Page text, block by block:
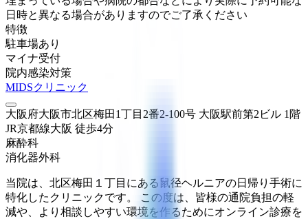
日時と異なる場合がありますのでご了承ください
特徴
駐車場あり
マイナ受付
院内感染対策
MIDSクリニック
大阪府大阪市北区梅田1丁目2番2-100号 大阪駅前第2ビル 1階
JR京都線大阪 徒歩4分
麻酔科
消化器外科
当院は、北区梅田１丁目にある鼠径ヘルニアの日帰り手術に
特化したクリニックです。 この度は、皆様の通院負担の軽
減や、より相談しやすい環境を作るためにオンライン診療を